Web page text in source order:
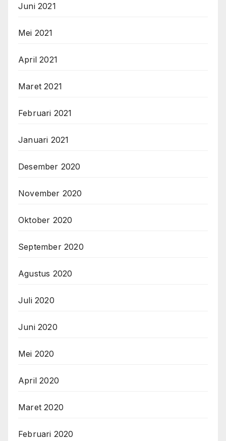
Juni 2021
Mei 2021
April 2021
Maret 2021
Februari 2021
Januari 2021
Desember 2020
November 2020
Oktober 2020
September 2020
Agustus 2020
Juli 2020
Juni 2020
Mei 2020
April 2020
Maret 2020
Februari 2020